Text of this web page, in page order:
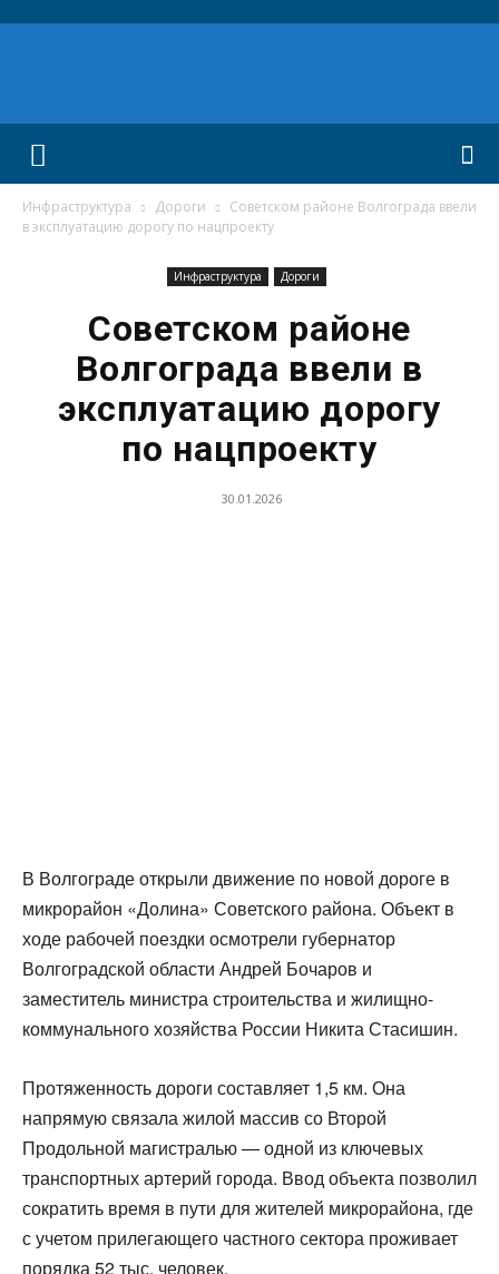
Инфраструктура Дороги
Советском районе Волгограда ввели
в эксплуатацию дорогу по нацпроекту
Инфраструктура Дороги
Советском районе
Волгограда ввели в
эксплуатацию дорогу
по нацпроекту
30.01.2026
В Волгограде открыли движение по новой дороге в
микрорайон «Долина» Советского района. Объект в
ходе рабочей поездки осмотрели губернатор
Волгоградской области Андрей Бочаров и
заместитель министра строительства и жилищно-
коммунального хозяйства России Никита Стасишин.
Протяженность дороги составляет 1,5 км. Она
напрямую связала жилой массив со Второй
Продольной магистралью — одной из ключевых
транспортных артерий города. Ввод объекта позволил
сократить время в пути для жителей микрорайона, где
с учетом прилегающего частного сектора проживает
порядка 52 тыс. человек.